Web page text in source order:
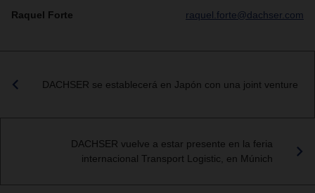
Raquel Forte raquel.forte@dachser.com
DACHSER se establecerá en Japón con una joint venture
DACHSER vuelve a estar presente en la feria
internacional Transport Logistic, en Múnich